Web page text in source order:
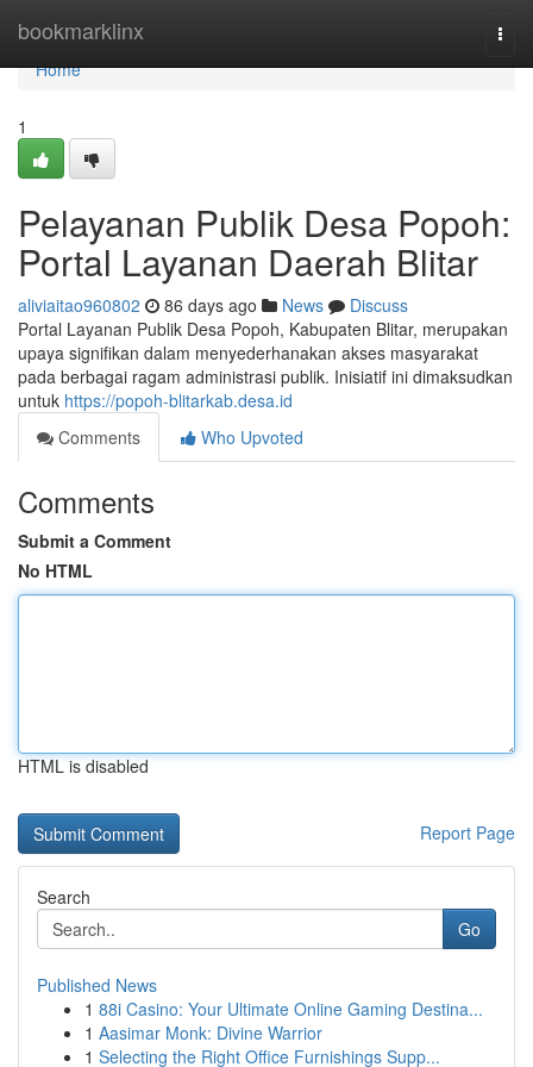
bookmarklinx
Home
Home
1
Pelayanan Publik Desa Popoh:
Portal Layanan Daerah Blitar
aliviaitao960802 86 days ago News
Discuss
Portal Layanan Publik Desa Popoh, Kabupaten Blitar, merupakan
upaya signifikan dalam menyederhanakan akses masyarakat
pada berbagai ragam administrasi publik. Inisiatif ini dimaksudkan
untuk https://popoh-blitarkab.desa.id
Comments
Who Upvoted
Comments
Submit a Comment
No HTML
HTML is disabled
Report Page
Search
Go
Published News
1 88i Casino: Your Ultimate Online Gaming Destina...
1 Aasimar Monk: Divine Warrior
1 Selecting the Right Office Furnishings Supp...